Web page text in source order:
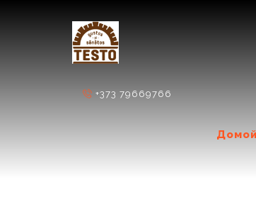
+373 79669766
Домой